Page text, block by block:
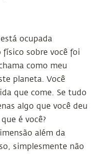
ocupada
físico sobre você foi
como meu
planeta. Você
que come. Se tudo
algo que você deu
é você?
além da
simplesmente não